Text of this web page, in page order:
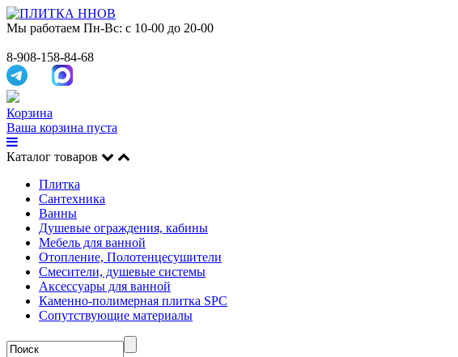
Мы работаем Пн-Вс: с 10-00 до 20-00
8-908-158-84-68
Корзина
Ваша корзина пуста
Каталог товаров
Плитка
Сантехника
Ванны
Душевые ограждения, кабины
Мебель для ванной
Отопление, Полотенцесушители
Смесители, душевые системы
Аксессуары для ванной
Каменно-полимерная плитка SPC
Сопутствующие материалы